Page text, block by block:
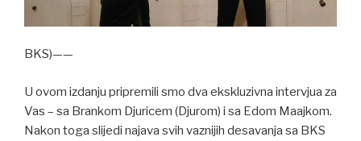
BKS)——
U ovom izdanju pripremili smo dva ekskluzivna intervjua za
Vas – sa Brankom Djuricem (Djurom) i sa Edom Maajkom.
Nakon toga slijedi najava svih vaznijih desavanja sa BKS